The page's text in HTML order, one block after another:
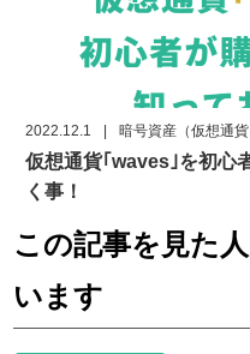
2022.12.1 暗号資産（仮想通貨
仮想通貨｢waves｣を初心
く事！
この記事を見た
います